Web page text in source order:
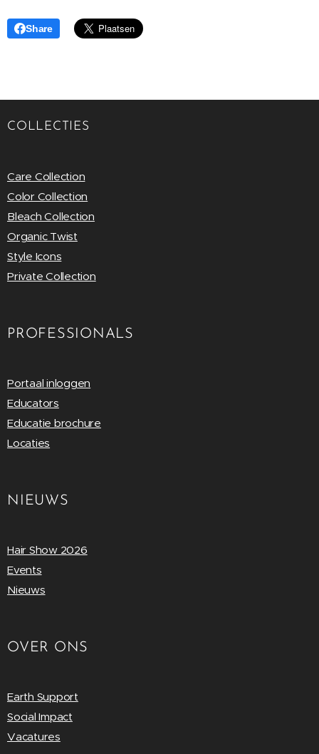
Share
COLLECTIES
Care Collection
Color Collection
Bleach Collection
Organic Twist
Style Icons
Private Collection
PROFESSIONALS
Portaal inloggen
Educators
Educatie brochure
Locaties
NIEUWS
Hair Show 2026
Events
Nieuws
OVER ONS
Earth Support
Social Impact
Vacatures